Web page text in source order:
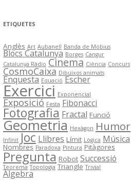
ETIQUETES
Anglès Art Aubanell Banda de Möbius
Blocs Catalunya Borges Cangur
Catalunya Ràdio Cinema Ciència Concurs
CosmoCaixa Dibuixos animats
Enquesta Equació Escher
Exercici Exponencial
Exposició Festa Fibonacci
Fotografia Fractal Funció
Geometria Hexàgon Humor
Infinit Joc Llibres Límit Lògica Música
Nombres Paradoxa Pintura Pitàgores
Pregunta Robot Successió
Teorema Topologia Triangle Trivial
Àlgebra